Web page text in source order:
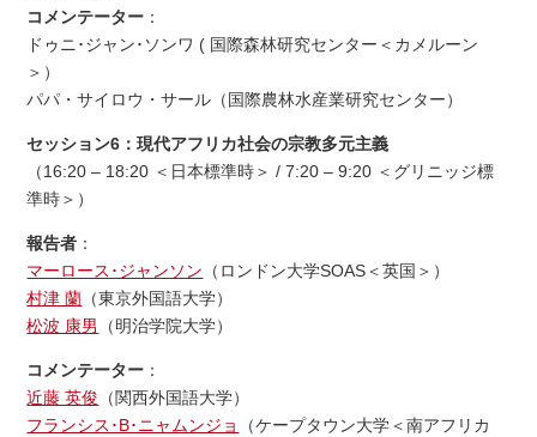
コメンテーター ：
ドゥニ･ジャン･ソンワ ( 国際森林研究センター＜カメルーン
＞）
パパ・サイロウ・サール（国際農林水産業研究センター）
セッション6：現代アフリカ社会の宗教多元主義
（16:20 – 18:20 ＜日本標準時＞ / 7:20 – 9:20 ＜グリニッジ標
準時＞）
報告者 ：
マーロース･ジャンソン （ロンドン大学SOAS＜英国＞）
村津 蘭 （東京外国語大学）
松波 康男
（明治学院大学）
コメンテーター ：
近藤 英俊 （関西外国語大学）
フランシス･B･ニャムンジョ
（ケープタウン大学＜南アフリカ